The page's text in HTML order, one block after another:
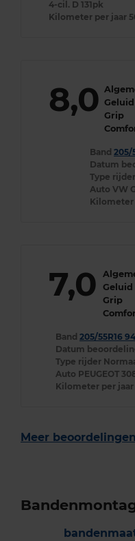
4-cil. D 131pk
Kilometer per jaar
8,0 Geluid
Grip
Band 205/
Datum
Type rijder
Auto VW
Kilometer
7,0
Geluid
Grip
Band 205/55R16
Datum
Type rijder
Auto PEUGEOT
Kilometer per jaar
Meer